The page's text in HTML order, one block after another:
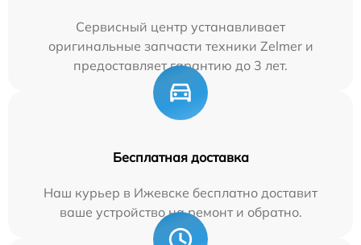
Сервисный центр устанавливает
оригинальные запчасти техники Zelmer и
предоставляет гарантию до 3 лет.
Бесплатная доставка
Наш курьер в Ижевске бесплатно доставит
ваше устройство на ремонт и обратно.